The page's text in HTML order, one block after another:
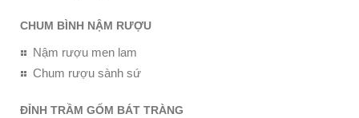
CHUM BÌNH NẬM RƯỢU
Nậm rượu men lam
Chum rượu sành sứ
ĐỈNH TRẦM GỐM BÁT TRÀNG